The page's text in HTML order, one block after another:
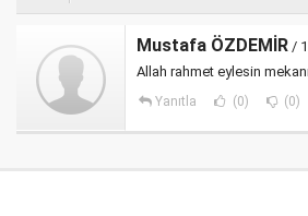
Mustafa ÖZDEMİR /
Allah rahmet eylesin
Yanıtla (0) (0)